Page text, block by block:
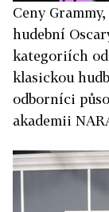
Ceny
hudební
kategoriích od
klasickou
odborníci
akademii